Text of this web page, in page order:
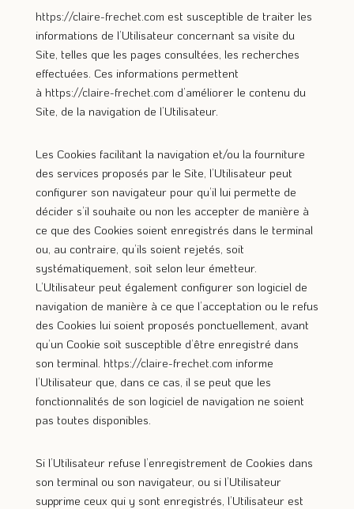
https://claire-frechet.com est susceptible de traiter les
informations de l’Utilisateur concernant sa visite du
Site, telles que les pages consultées, les recherches
effectuées. Ces informations permettent
à https://claire-frechet.com d’améliorer le contenu du
Site, de la navigation de l’Utilisateur.
Les Cookies facilitant la navigation et/ou la fourniture
des services proposés par le Site, l’Utilisateur peut
configurer son navigateur pour qu’il lui permette de
décider s’il souhaite ou non les accepter de manière à
ce que des Cookies soient enregistrés dans le terminal
ou, au contraire, qu’ils soient rejetés, soit
systématiquement, soit selon leur émetteur.
L’Utilisateur peut également configurer son logiciel de
navigation de manière à ce que l’acceptation ou le refus
des Cookies lui soient proposés ponctuellement, avant
qu’un Cookie soit susceptible d’être enregistré dans
son terminal. https://claire-frechet.com informe
l’Utilisateur que, dans ce cas, il se peut que les
fonctionnalités de son logiciel de navigation ne soient
pas toutes disponibles.
Si l’Utilisateur refuse l’enregistrement de Cookies dans
son terminal ou son navigateur, ou si l’Utilisateur
supprime ceux qui y sont enregistrés, l’Utilisateur est